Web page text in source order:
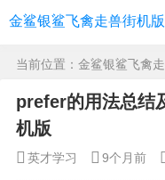
金鲨银鲨飞禽走兽街机版
当前位置： 金鲨银鲨飞禽
prefer的用法总结
机版
英才学习 9个月前